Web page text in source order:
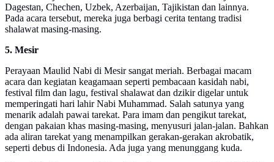
Dagestan, Chechen, Uzbek, Azerbaijan, Tajikistan dan lainnya.
Pada acara tersebut, mereka juga berbagi cerita tentang tradisi
shalawat masing-masing.
5. Mesir
Perayaan Maulid Nabi di Mesir sangat meriah. Berbagai macam
acara dan kegiatan keagamaan seperti pembacaan kasidah nabi,
festival film dan lagu, festival shalawat dan dzikir digelar untuk
memperingati hari lahir Nabi Muhammad. Salah satunya yang
menarik adalah pawai tarekat. Para imam dan pengikut tarekat,
dengan pakaian khas masing-masing, menyusuri jalan-jalan. Bahkan
ada aliran tarekat yang menampilkan gerakan-gerakan akrobatik,
seperti debus di Indonesia. Ada juga yang menunggang kuda.